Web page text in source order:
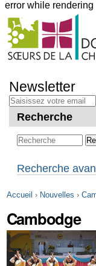
error while
Outils
personnels
au
contenu.
Aller
navigation
Newsletter
Recherche
Recherche
Accueil › Nouvelles ›
Cambodge